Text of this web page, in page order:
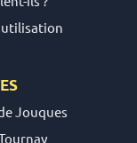
Jouques